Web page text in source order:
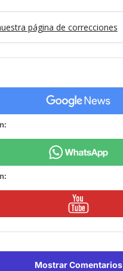
página de correcciones
Mostrar Comentarios